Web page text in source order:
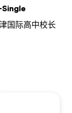
国际高中校长